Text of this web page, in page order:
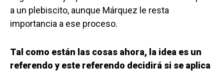
a un plebiscito, aunque Márquez le resta
importancia a ese proceso.
Tal como están las cosas ahora, la idea es un
referendo y este referendo decidirá si se aplica